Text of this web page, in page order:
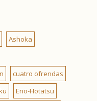
Ashoka
cuatro ofrendas
Eno-Hotatsu